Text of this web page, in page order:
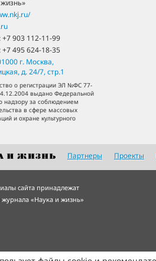
+7 903 112-11-99
+7 495 624-18-35
г. Москва,
д. 24/7, стр.1
о регистрации ЭЛ №ФС 77-
выдано Федеральной
надзору за соблюдением
в сфере массовых
и охране культурного
Партнеры Проекты
сайта принадлежат
«Наука и жизнь»